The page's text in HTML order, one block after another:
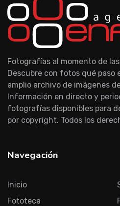
Fotografías al momento de
Descubre con fotos qué paso
amplio archivo de imágenes
Información en directo y
fotografías disponibles para
por copyright. Todos los
Navegación
Inicio
Fototeca